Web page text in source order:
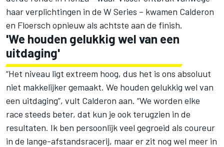
haar verplichtingen in de W Series – kwamen Calderon
en Floersch opnieuw als achtste aan de finish.
'We houden gelukkig wel van een
uitdaging'
“Het niveau ligt extreem hoog, dus het is ons absoluut
niet makkelijker gemaakt. We houden gelukkig wel van
een uitdaging”, vult Calderon aan. “We worden elke
race steeds beter, dat kun je ook terugzien in de
resultaten. Ik ben persoonlijk veel gegroeid als coureur
in de lange-afstandsracerij, maar er zit nog wel meer in